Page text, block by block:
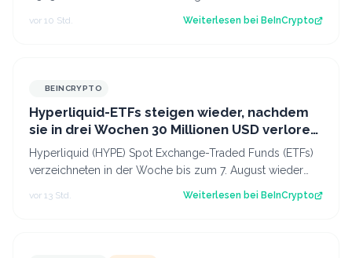
vor 10 Std. Weiterlesen bei BeInCrypto
BEINCRYPTO
Hyperliquid-ETFs steigen wieder, nachdem
sie in drei Wochen 30 Millionen USD verloren
haben
Hyperliquid (HYPE) Spot Exchange-Traded Funds (ETFs)
verzeichneten in der Woche bis zum 7. August wieder
vor 13 Std. Weiterlesen bei BeInCrypto